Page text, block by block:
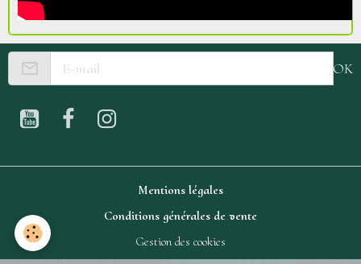
OK
Mentions légales
Conditions générales de vente
Gestion des cookies